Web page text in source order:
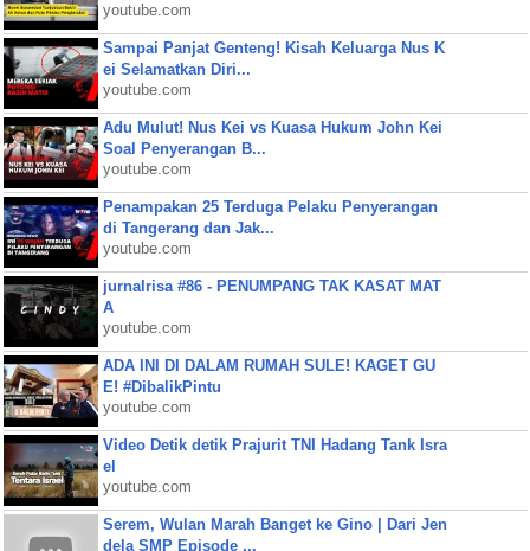
youtube.com
Sampai Panjat Genteng! Kisah Keluarga Nus K
ei Selamatkan Diri...
youtube.com
Adu Mulut! Nus Kei vs Kuasa Hukum John Kei
Soal Penyerangan B...
youtube.com
Penampakan 25 Terduga Pelaku Penyerangan
di Tangerang dan Jak...
youtube.com
jurnalrisa #86 - PENUMPANG TAK KASAT MAT
A
youtube.com
ADA INI DI DALAM RUMAH SULE! KAGET GU
E! #DibalikPintu
youtube.com
Video Detik detik Prajurit TNI Hadang Tank Isra
el
youtube.com
Serem, Wulan Marah Banget ke Gino | Dari Jen
dela SMP Episode ...